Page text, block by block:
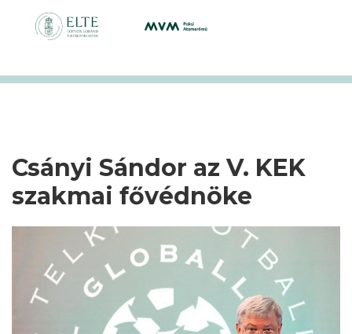
Csányi Sándor az V. KEK
szakmai fővédnöke